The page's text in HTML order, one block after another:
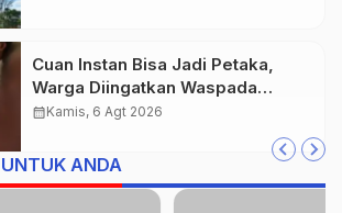
Cuan Instan Bisa Jadi Petaka,
Warga Diingatkan Waspada
Investasi Bodong dan Judi Online
calendar_monthKamis, 6 Agt 2026
ANDA